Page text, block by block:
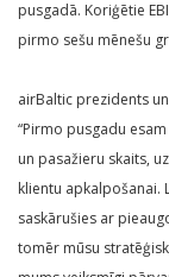
pusgadā. Koriģētie
pirmo sešu mēnešu
airBaltic prezidents
“Pirmo pusgadu
un pasažieru skaits,
klientu apkalpošanai.
saskārušies ar
tomēr mūsu